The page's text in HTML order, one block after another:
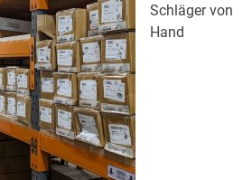
Schläger von
Hand